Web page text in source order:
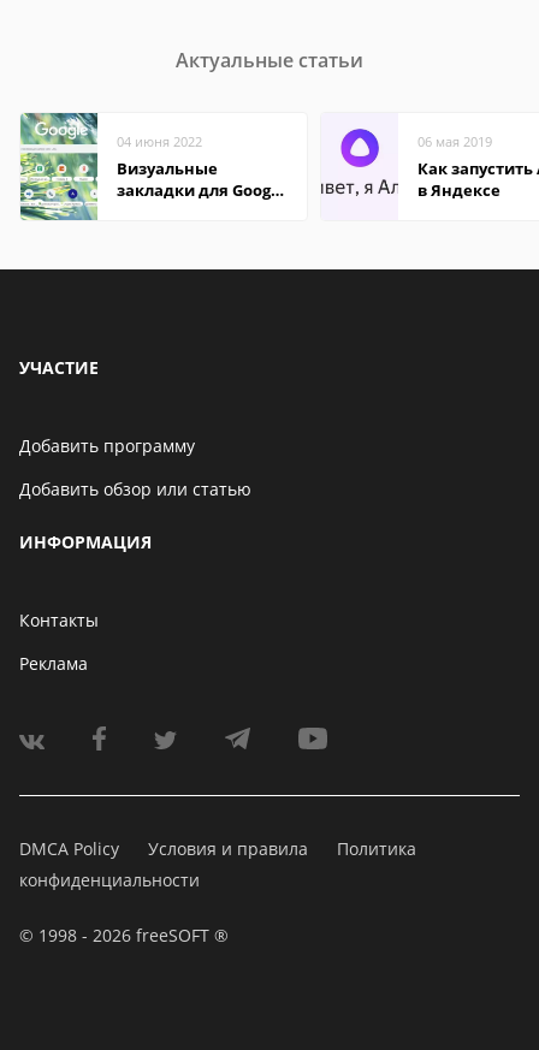
Актуальные статьи
04 июня 2022
Визуальные
закладки для Google
06 мая 2019
Как запустить
в Яндексе
УЧАСТИЕ
Добавить программу
Добавить обзор или статью
ИНФОРМАЦИЯ
Контакты
Реклама
DMCA Policy Условия и правила
Политика
конфиденциальности
© 1998 - 2026 freeSOFT ®